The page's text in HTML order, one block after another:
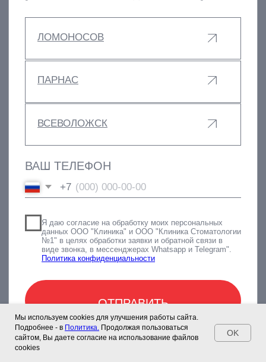
Мы используем cookies для улучшения работы сайта.
Подробнее - в Политика. Продолжая пользоваться
сайтом, Вы даете согласие на использование файлов
cookies
OK